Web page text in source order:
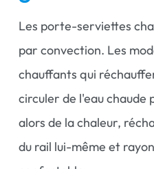
Les porte-serviettes
par convection. Les
chauffants qui
circuler de l'eau chaude
alors de la chaleur,
du rail lui-même et